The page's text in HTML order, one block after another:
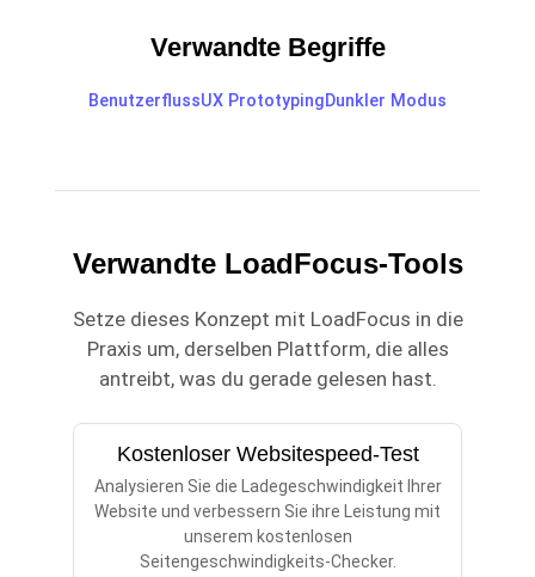
Verwandte Begriffe
BenutzerflussUX PrototypingDunkler Modus
Verwandte LoadFocus-Tools
Setze dieses Konzept mit LoadFocus in die
Praxis um, derselben Plattform, die alles
antreibt, was du gerade gelesen hast.
Kostenloser Websitespeed-Test
Analysieren Sie die Ladegeschwindigkeit Ihrer
Website und verbessern Sie ihre Leistung mit
unserem kostenlosen
Seitengeschwindigkeits-Checker.